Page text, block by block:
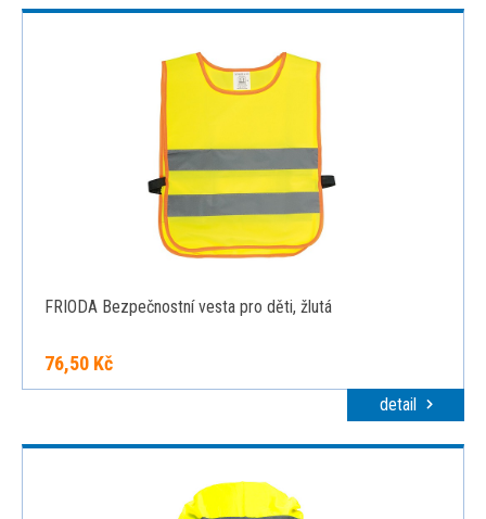
FRIODA Bezpečnostní vesta pro děti, žlutá
76,50 Kč
detail